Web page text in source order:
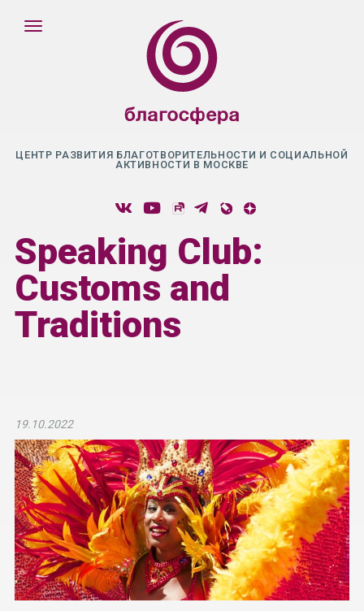
ЦЕНТР РАЗВИТИЯ БЛАГОТВОРИТЕЛЬНОСТИ И СОЦИАЛЬНОЙ
АКТИВНОСТИ В МОСКВЕ
Speaking Club:
Customs and
Traditions
19.10.2022